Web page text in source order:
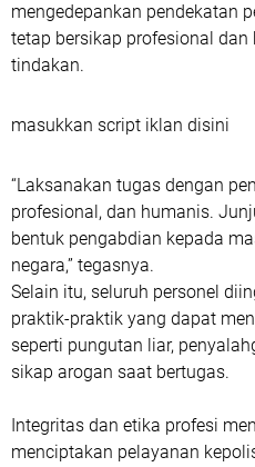
mengedepankan pendekatan
tetap bersikap profesional
tindakan.
masukkan script iklan disini
“Laksanakan tugas dengan
profesional, dan humanis.
bentuk pengabdian kepada
negara,” tegasnya.
Selain itu, seluruh personel
praktik-praktik yang dapat
seperti pungutan liar,
sikap arogan saat bertugas.
Integritas dan etika profesi
menciptakan pelayanan